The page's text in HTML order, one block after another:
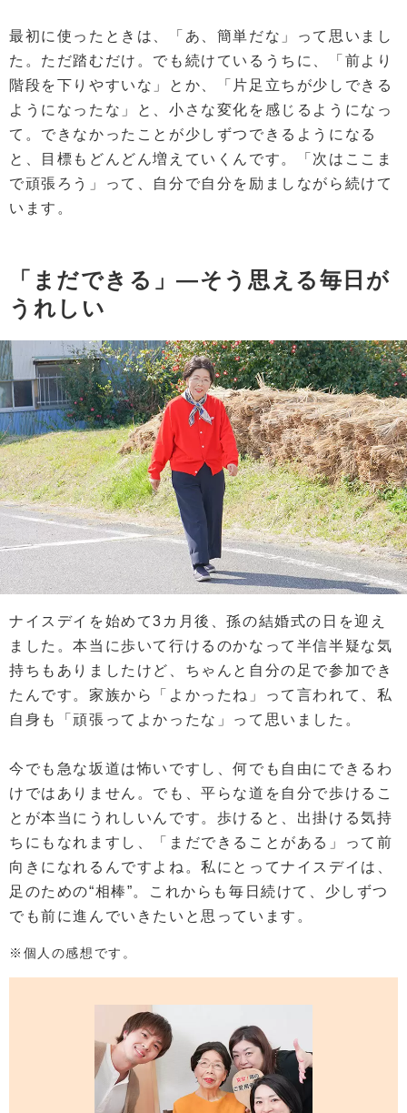
最初に使ったときは、「あ、簡単だな」って思いまし
た。ただ踏むだけ。でも続けているうちに、「前より
階段を下りやすいな」とか、「片足立ちが少しできる
ようになったな」と、小さな変化を感じるようになっ
て。できなかったことが少しずつできるようになる
と、目標もどんどん増えていくんです。「次はここま
で頑張ろう」って、自分で自分を励ましながら続けて
います。
「まだできる」―そう思える毎日が
うれしい
ナイスデイを始めて3カ月後、孫の結婚式の日を迎え
ました。本当に歩いて行けるのかなって半信半疑な気
持ちもありましたけど、ちゃんと自分の足で参加でき
たんです。家族から「よかったね」って言われて、私
自身も「頑張ってよかったな」って思いました。
今でも急な坂道は怖いですし、何でも自由にできるわ
けではありません。でも、平らな道を自分で歩けるこ
とが本当にうれしいんです。歩けると、出掛ける気持
ちにもなれますし、「まだできることがある」って前
向きになれるんですよね。私にとってナイスデイは、
足のための“相棒”。これからも毎日続けて、少しずつ
でも前に進んでいきたいと思っています。
※個人の感想です。